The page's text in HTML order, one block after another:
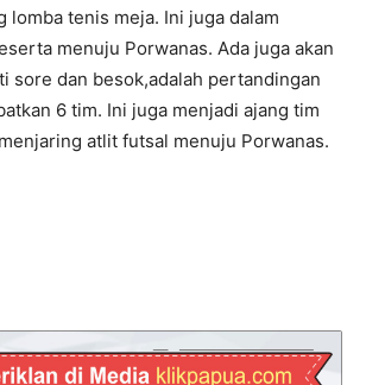
lomba tenis meja. Ini juga dalam
menuju Porwanas. Ada juga akan
sore dan besok,adalah pertandingan
6 tim. Ini juga menjadi ajang tim
atlit futsal menuju Porwanas.